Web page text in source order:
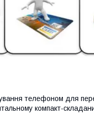
телефоном для
компакт-